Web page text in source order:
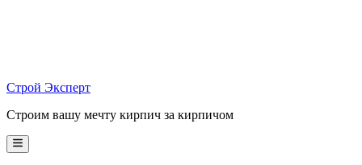
Строй Эксперт
Строим вашу мечту кирпич за кирпичом
Main
Menu